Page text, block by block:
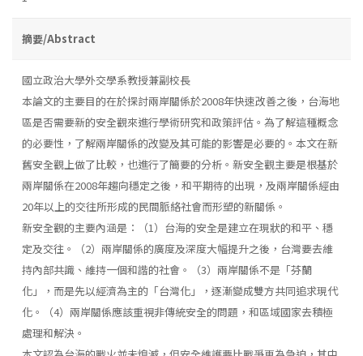
摘要/Abstract
國立政治大學外交學系教授兼副校長
本論文的主要目的在於探討兩岸關係於2008年快速改善之後，台海地
區是否需要新的安全觀來進行學術研究和政策評估。為了解這種概念
的必要性，了解兩岸關係的改變及其可能的影響是必要的。本文在新
舊安全觀上做了比較，也進行了簡要的分析。新安全觀主要是根基於
兩岸關係在2008年趨向穩定之後，和平期待的出現，及兩岸關係經由
20年以上的交往所形成的民間脈絡社會而形塑的新關係。
新安全觀的主要內涵是：（1）台海的安全是建立在現狀的和平、穩
定及交往。（2）兩岸關係的廣度及深度大幅提升之後，台灣要去維
持內部共識、維持一個和諧的社會。（3）兩岸關係不是「芬蘭
化」，而是先以經濟為主的「台灣化」，逐漸變成雙方共同追求現代
化。（4）兩岸關係應該重視非傳統安全的問題，和區域國家去積極
處理和解決。